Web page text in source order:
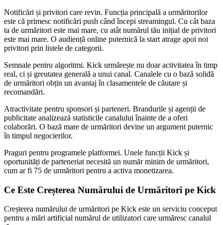
Notificări și privitori care revin. Funcția principală a urmăritorilor
este că primesc notificări push când începi streamingul. Cu cât baza
ta de urmăritori este mai mare, cu atât numărul tău inițial de privitori
este mai mare. O audiență online puternică la start atrage apoi noi
privitori prin listele de categorii.
Semnale pentru algoritmi. Kick urmărește nu doar activitatea în timp
real, ci și greutatea generală a unui canal. Canalele cu o bază solidă
de urmăritori obțin un avantaj în clasamentele de căutare și
recomandări.
Atractivitate pentru sponsori și parteneri. Brandurile și agenții de
publicitate analizează statisticile canalului înainte de a oferi
colaborări. O bază mare de urmăritori devine un argument puternic
în timpul negocierilor.
Praguri pentru programele platformei. Unele funcții Kick și
oportunități de parteneriat necesită un număr minim de urmăritori,
cum ar fi 75 de urmăritori pentru a activa monetizarea.
Ce Este Creșterea Numărului de Urmăritori pe Kick
Creșterea numărului de urmăritori pe Kick este un serviciu conceput
pentru a mări artificial numărul de utilizatori care urmăresc canalul